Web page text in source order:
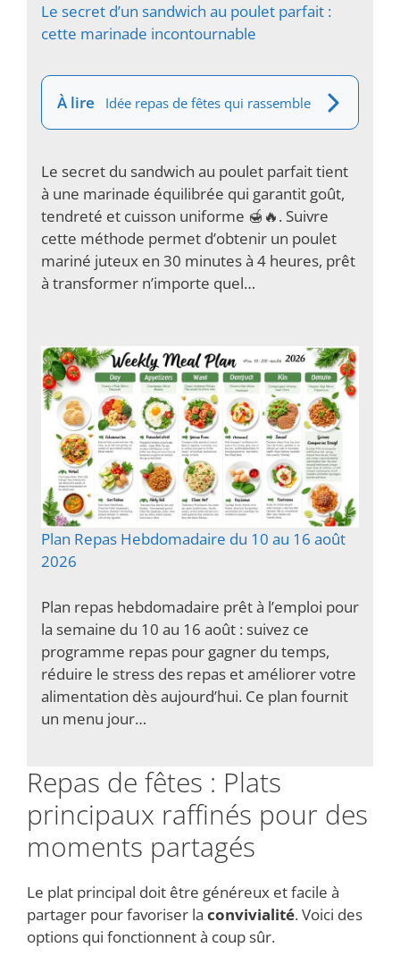
Le secret d’un sandwich au poulet parfait :
cette marinade incontournable
À lire Idée repas de fêtes qui rassemble
Le secret du sandwich au poulet parfait tient
à une marinade équilibrée qui garantit goût,
tendreté et cuisson uniforme 🍯🔥. Suivre
cette méthode permet d’obtenir un poulet
mariné juteux en 30 minutes à 4 heures, prêt
à transformer n’importe quel…
Plan Repas Hebdomadaire du 10 au 16 août
2026
Plan repas hebdomadaire prêt à l’emploi pour
la semaine du 10 au 16 août : suivez ce
programme repas pour gagner du temps,
réduire le stress des repas et améliorer votre
alimentation dès aujourd’hui. Ce plan fournit
un menu jour…
Repas de fêtes : Plats
principaux raffinés pour des
moments partagés
Le plat principal doit être généreux et facile à
partager pour favoriser la convivialité. Voici des
options qui fonctionnent à coup sûr.